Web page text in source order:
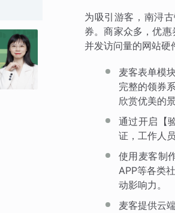
为吸引游客，南浔
券。商家众多，优
并发访问量的网站硬
麦客表单模
完整的领券
欣赏优美的
通过开启【
证，工作人
使用麦客制
APP等各类
动影响力。
麦客提供云